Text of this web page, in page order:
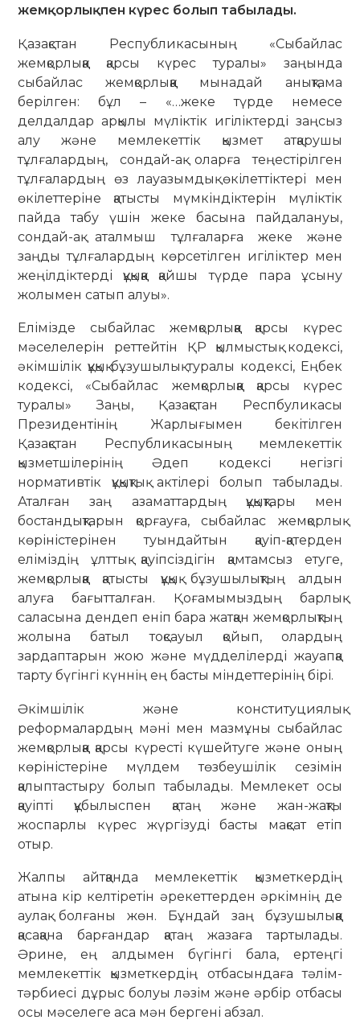
жемқорлықпен күрес болып табылады.
Қазақстан Республикасының «Сыбайлас
жемқорлыққа қарсы күрес туралы» заңында
сыбайлас жемқорлыққа мынадай анықтама
берілген: бұл – «…жеке түрде немесе
делдалдар арқылы мүліктік игіліктерді заңсыз
алу және мемлекеттік қызмет атқарушы
тұлғалардың, сондай-ақ оларға теңестірілген
тұлғалардың өз лауазымдық өкілеттіктері мен
өкілеттеріне қатысты мүмкіндіктерін мүліктік
пайда табу үшін жеке басына пайдалануы,
сондай-ақ аталмыш тұлғаларға жеке және
заңды тұлғалардың көрсетілген игіліктер мен
жеңілдіктерді құқыққа қайшы түрде пара ұсыну
жолымен сатып алуы».
Елімізде сыбайлас жемқорлыққа қарсы күрес
мәселелерін реттейтін ҚР қылмыстық кодексі,
әкімшілік құқық бұзушылық туралы кодексі, Еңбек
кодексі, «Сыбайлас жемқорлыққа қарсы күрес
туралы» Заңы, Қазақстан Респбуликасы
Президентінің Жарлығымен бекітілген
Қазақстан Республикасының мемлекеттік
қызметшілерінің Әдеп кодексі негізгі
нормативтік құқықтық актілері болып табылады.
Аталған заң азаматтардың құқықтары мен
бостандықтарын қорғауға, сыбайлас жемқорлық
көріністерінен туындайтын қауіп-қатерден
еліміздің ұлттық қауіпсіздігін қамтамсыз етуге,
жемқорлыққа қатысты құқық бұзушылықтың алдын
алуға бағытталған. Қоғамымыздың барлық
саласына дендеп еніп бара жатқан жемқорлықтың
жолына батыл тоқсауыл қойып, олардың
зардаптарын жою және мүдделілерді жауапқа
тарту бүгінгі күннің ең басты міндеттерінің бірі.
Әкімшілік және конституциялық
реформалардың мәні мен мазмұны сыбайлас
жемқорлыққа қарсы күресті күшейтуге және оның
көріністеріне мүлдем төзбеушілік сезімін
қалыптастыру болып табылады. Мемлекет осы
қауіпті құбылыспен қатаң және жан-жақты
жоспарлы күрес жүргізуді басты мақсат етіп
отыр.
Жалпы айтқанда мемлекеттік қызметкердің
атына кір келтіретін әрекеттерден әркімнің де
аулақ болғаны жөн. Бұндай заң бұзушылыққа
қасақана барғандар қатаң жазаға тартылады.
Әрине, ең алдымен бүгінгі бала, ертеңгі
мемлекеттік қызметкердің отбасындаға тәлім-
тәрбиесі дұрыс болуы ләзім және әрбір отбасы
осы мәселеге аса мән бергені абзал.